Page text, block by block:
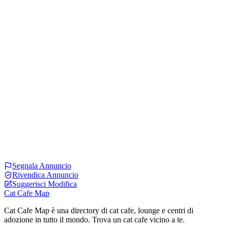
Segnala Annuncio
Rivendica Annuncio
Suggerisci Modifica
Cat Cafe Map
Cat Cafe Map è una directory di cat cafe, lounge e centri di
adozione in tutto il mondo. Trova un cat cafe vicino a te.